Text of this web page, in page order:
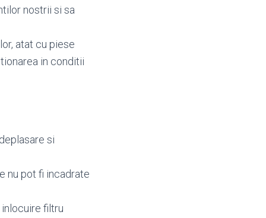
nostrii si sa
atat cu piese
in conditii
si
nu pot fi incadrate
filtru